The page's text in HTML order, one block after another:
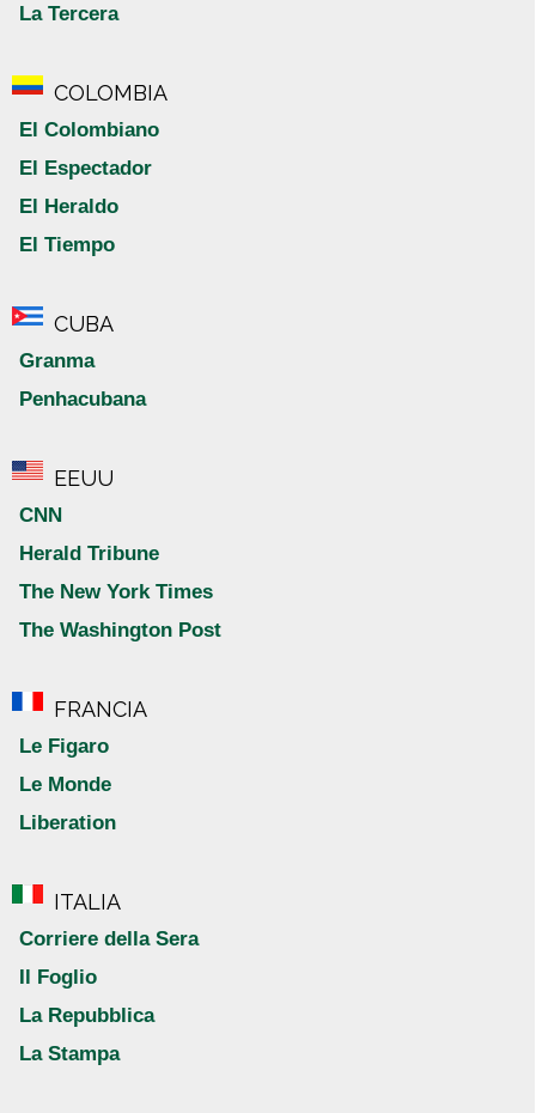
La Tercera
COLOMBIA
El Colombiano
El Espectador
El Heraldo
El Tiempo
CUBA
Granma
Penhacubana
EEUU
CNN
Herald Tribune
The New York Times
The Washington Post
FRANCIA
Le Figaro
Le Monde
Liberation
ITALIA
Corriere della Sera
Il Foglio
La Repubblica
La Stampa